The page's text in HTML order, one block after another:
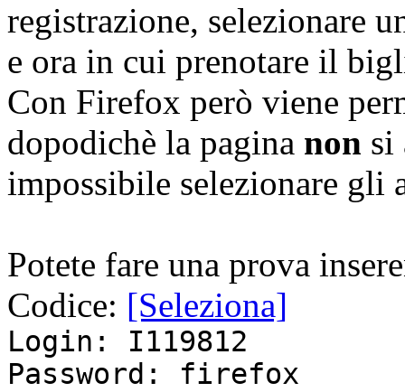
registrazione, selezionare
e ora in cui prenotare il
Con Firefox però viene
dopodichè la pagina non si
impossibile selezionare gli
Potete fare una prova
Codice: [Seleziona]
Login: I119812
Password: firefox